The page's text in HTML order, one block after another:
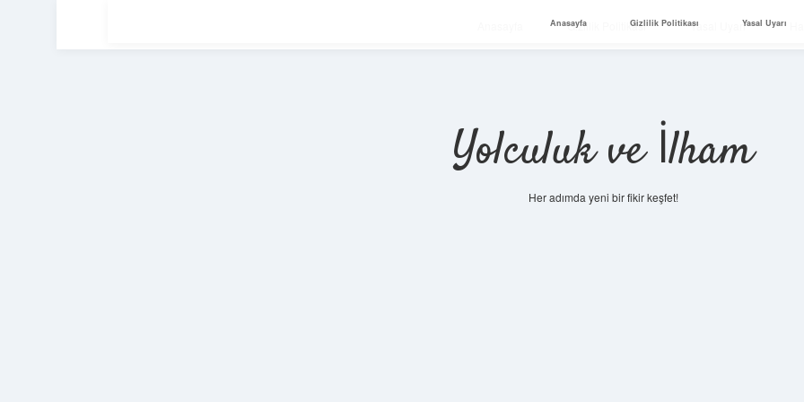
Gizlilik Politikası Yasal Uyarı
Yolculuk ve İlham
Her adımda yeni bir fikir keşfet!
Anasayfa Gizlilik Politikası Yasal Uyarı